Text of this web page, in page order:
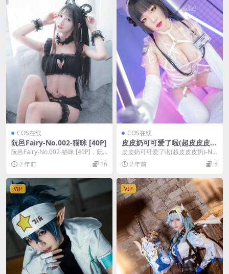
COS在线
阮邑Fairy-No.002-猫咪 [40P]
阮邑Fairy-No.002-猫咪 [40P]，阮
邑Fairy在线作品导航：阮邑...
2 年前 16
COS在线
皮皮奶可可爱了啦(超皮皮皮
奶)-No.033-透明护士 [34P]
皮皮奶可可爱了啦(超皮皮皮奶)-No.
033-透明护士 [34P]，皮皮奶可可
爱...2 年前 8
VIP VIP